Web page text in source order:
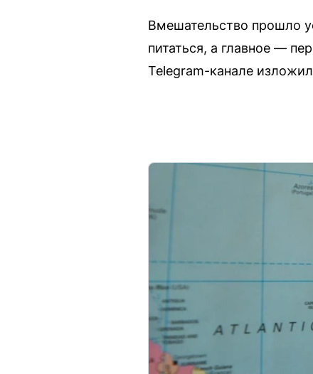
Вмешательство прошло
питаться, а главное —
Telegram-канале